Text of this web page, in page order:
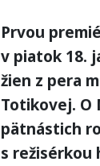
Prvou
v piatok 18.
žien z pera
Totikovej. O
pätnástich
s režisérkou